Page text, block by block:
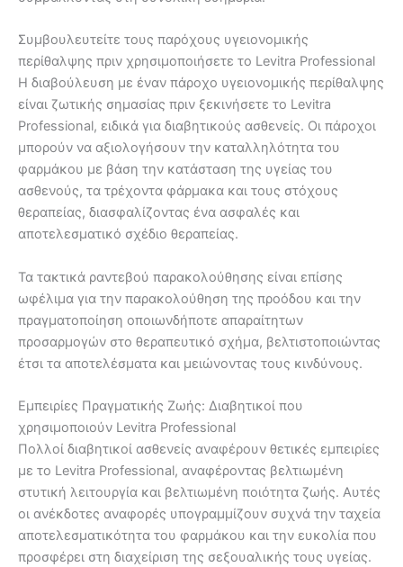
Συμβουλευτείτε τους παρόχους υγειονομικής
περίθαλψης πριν χρησιμοποιήσετε το Levitra Professional
Η διαβούλευση με έναν πάροχο υγειονομικής περίθαλψης
είναι ζωτικής σημασίας πριν ξεκινήσετε το Levitra
Professional, ειδικά για διαβητικούς ασθενείς. Οι πάροχοι
μπορούν να αξιολογήσουν την καταλληλότητα του
φαρμάκου με βάση την κατάσταση της υγείας του
ασθενούς, τα τρέχοντα φάρμακα και τους στόχους
θεραπείας, διασφαλίζοντας ένα ασφαλές και
αποτελεσματικό σχέδιο θεραπείας.
Τα τακτικά ραντεβού παρακολούθησης είναι επίσης
ωφέλιμα για την παρακολούθηση της προόδου και την
πραγματοποίηση οποιωνδήποτε απαραίτητων
προσαρμογών στο θεραπευτικό σχήμα, βελτιστοποιώντας
έτσι τα αποτελέσματα και μειώνοντας τους κινδύνους.
Εμπειρίες Πραγματικής Ζωής: Διαβητικοί που
χρησιμοποιούν Levitra Professional
Πολλοί διαβητικοί ασθενείς αναφέρουν θετικές εμπειρίες
με το Levitra Professional, αναφέροντας βελτιωμένη
στυτική λειτουργία και βελτιωμένη ποιότητα ζωής. Αυτές
οι ανέκδοτες αναφορές υπογραμμίζουν συχνά την ταχεία
αποτελεσματικότητα του φαρμάκου και την ευκολία που
προσφέρει στη διαχείριση της σεξουαλικής τους υγείας.